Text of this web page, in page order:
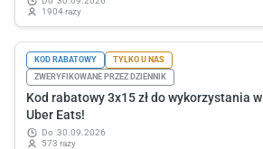
1904 razy
KOD RABATOWY
TYLKO U NAS
ZWERYFIKOWANE PRZEZ DZIENNIK
Kod rabatowy 3x15 zł do wykorzystania w
Uber Eats!
do 30.09.2026
573 razy